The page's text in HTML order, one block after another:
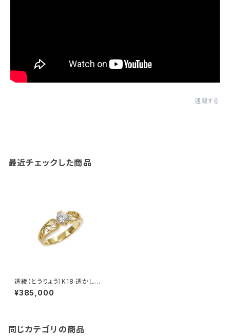
通報する
最近チェックした商品
透綾（とうりょう）K18 透かしリ
ング枠
¥385,000
同じカテゴリの商品